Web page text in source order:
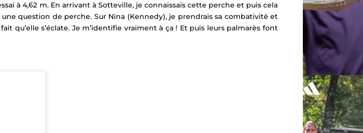
à 4,62 m. En arrivant à Sotteville, je connaissais cette perche et puis cela
question de perche. Sur Nina (Kennedy), je prendrais sa combativité et
qu’elle s’éclate. Je m’identifie vraiment à ça ! Et puis leurs palmarès font